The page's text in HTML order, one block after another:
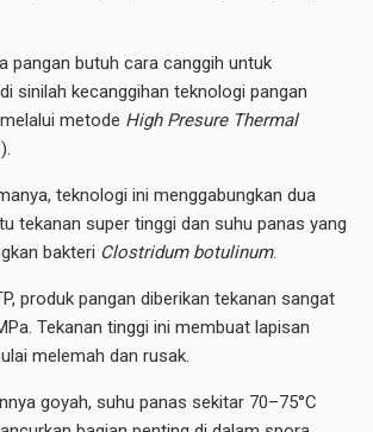
pangan butuh cara canggih untuk
sinilah kecanggihan teknologi pangan
metode High Presure Thermal
teknologi ini menggabungkan dua
tekanan super tinggi dan suhu panas yang
bakteri Clostridum botulinum.
produk pangan diberikan tekanan sangat
Tekanan tinggi ini membuat lapisan
melemah dan rusak.
goyah, suhu panas sekitar 70–75°C